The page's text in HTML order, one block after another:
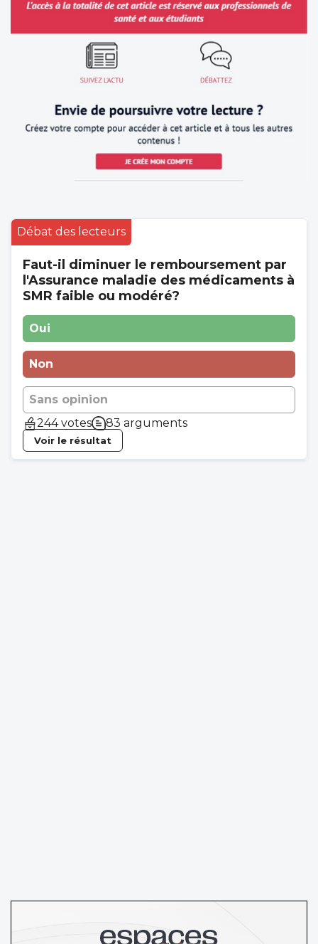
Débat des lecteurs
Faut-il diminuer le remboursement par
l'Assurance maladie des médicaments à
SMR faible ou modéré?
Oui
Non
Sans opinion
244 votes
83 arguments
Voir le résultat